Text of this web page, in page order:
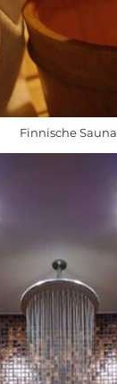
Finnische Sauna